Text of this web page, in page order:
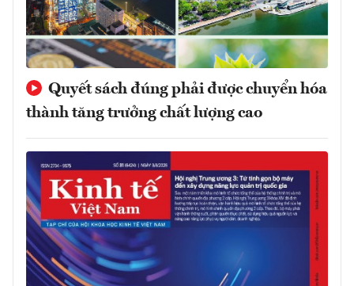
Quyết sách đúng phải được chuyển hóa
thành tăng trưởng chất lượng cao